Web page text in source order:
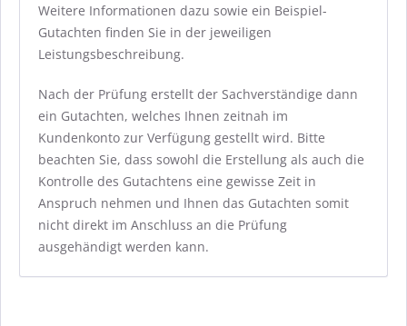
Weitere Informationen dazu sowie ein Beispiel-
Gutachten finden Sie in der jeweiligen
Leistungsbeschreibung.
Nach der Prüfung erstellt der Sachverständige dann
ein Gutachten, welches Ihnen zeitnah im
Kundenkonto zur Verfügung gestellt wird. Bitte
beachten Sie, dass sowohl die Erstellung als auch die
Kontrolle des Gutachtens eine gewisse Zeit in
Anspruch nehmen und Ihnen das Gutachten somit
nicht direkt im Anschluss an die Prüfung
ausgehändigt werden kann.